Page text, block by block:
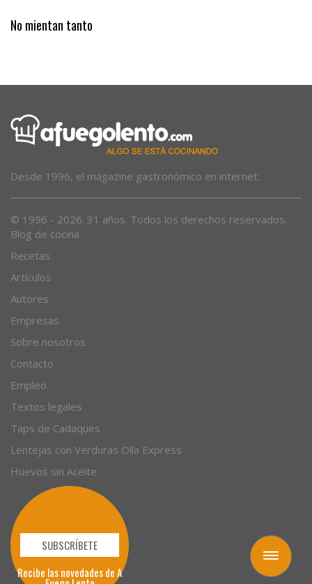
Toggle
navigation
No mientan tanto
Desde 1996, el magazine gastronómico en internet.
© 1996 - 2026. 31 años. Todos los derechos reservados.
Blog de cocina
Recetas
Artículos
Autores
Empresas
Sobre nosotros
Contacto
Empleo
Textos legales
Taps de Cadaques
Lentejas con Verduras Olla Express
Huevos sin Aceite
SUBSCRÍBETE
Recibe las novedades de A